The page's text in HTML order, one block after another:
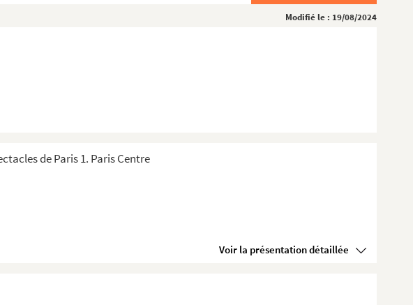
Modifié le : 19/08/2024
de Paris 1. Paris Centre
Voir la présentation détaillée